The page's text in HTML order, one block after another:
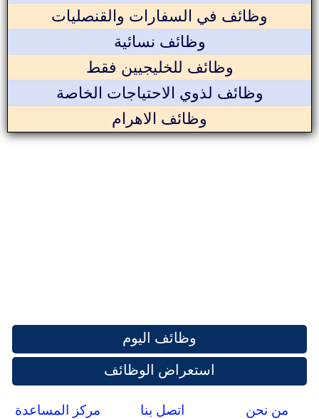
وظائف في السفارات والقنصليات
وظائف نسائية
وظائف للخليجيين فقط
وظائف لذوي الاحتياجات الخاصة
وظائف الاهرام
وظائف اليوم
استعراض الوظائف
من نحن اتصل بنا مركز المساعدة